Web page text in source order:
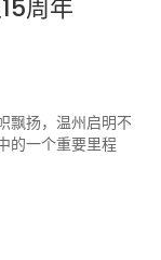
周年
飘扬，温州启明不
的一个重要里程